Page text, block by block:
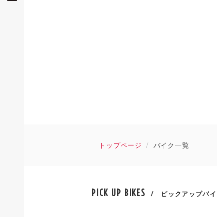
トップページ バイク一覧
PICK UP BIKES / ピックアップバ